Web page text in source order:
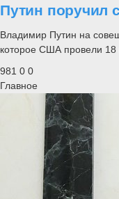
Путин поручил
Владимир Путин на
которое США провели 18
981 0 0
Главное